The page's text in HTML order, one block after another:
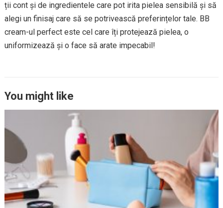
ții cont și de ingredientele care pot irita pielea sensibilă și să
alegi un finisaj care să se potrivească preferințelor tale. BB
cream-ul perfect este cel care îți protejează pielea, o
uniformizează și o face să arate impecabil!
You might like